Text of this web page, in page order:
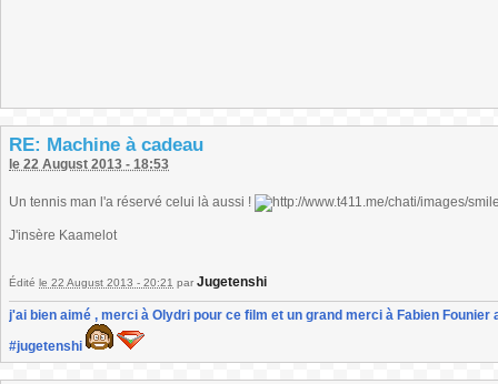
RE: Machine à cadeau
le 22 August 2013 - 18:53
Un tennis man l'a réservé celui là aussi !
J'insère Kaamelot
Édité le 22 August 2013 - 20:21 par Jugetenshi
j'ai bien aimé , merci à Olydri pour ce film et un grand merci à Fabien
#jugetenshi